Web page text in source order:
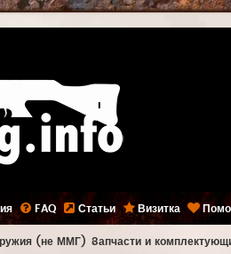
FAQ Статьи Визитка
(не ММГ) Запчасти и